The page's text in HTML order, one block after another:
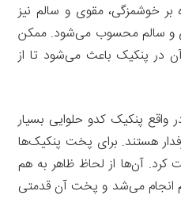
خوشمزگی، مقوی و سالم نیز
و سالم محسوب می‌شود. ممکن
در پنکیک باعث می‌شود تا از
پنکیک کدو حلوایی بسیار
هستند. برای پخت پنکیک‌ها
کرد. آن‌ها از لحاظ ظاهر به هم
انجام می‌شد و پخت آن قدمتی